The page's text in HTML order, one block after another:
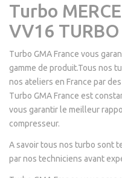
Turbo
VV16 TURBO
Turbo GMA France vous
gamme de produit.Tous nos
nos ateliers en France par
Turbo GMA France est
vous garantir le meilleur
compresseur.
A savoir tous nos turbo sont
par nos techniciens avant